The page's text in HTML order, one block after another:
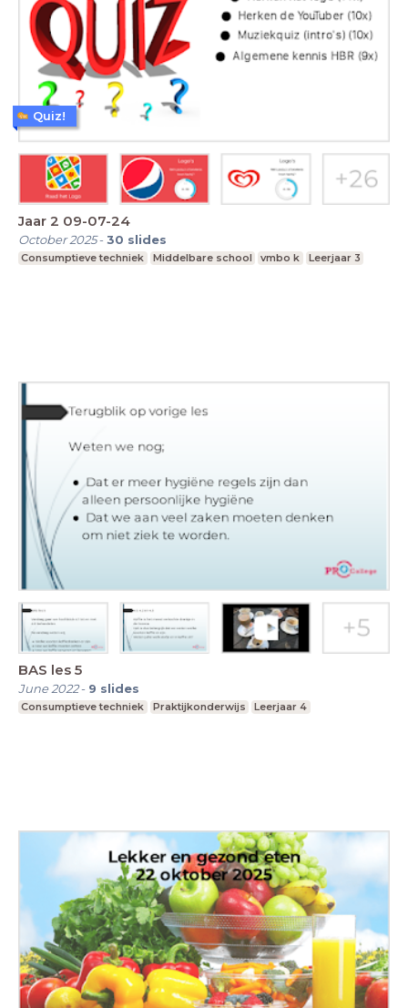
Jaar 2 09-07-24
October 2025-30 slides
Consumptieve techniek Middelbare school vmbo k Leerjaar 3
Quiz!
BAS les 5
June 2022- 9 slides
Consumptieve techniek Praktijkonderwijs Leerjaar 4